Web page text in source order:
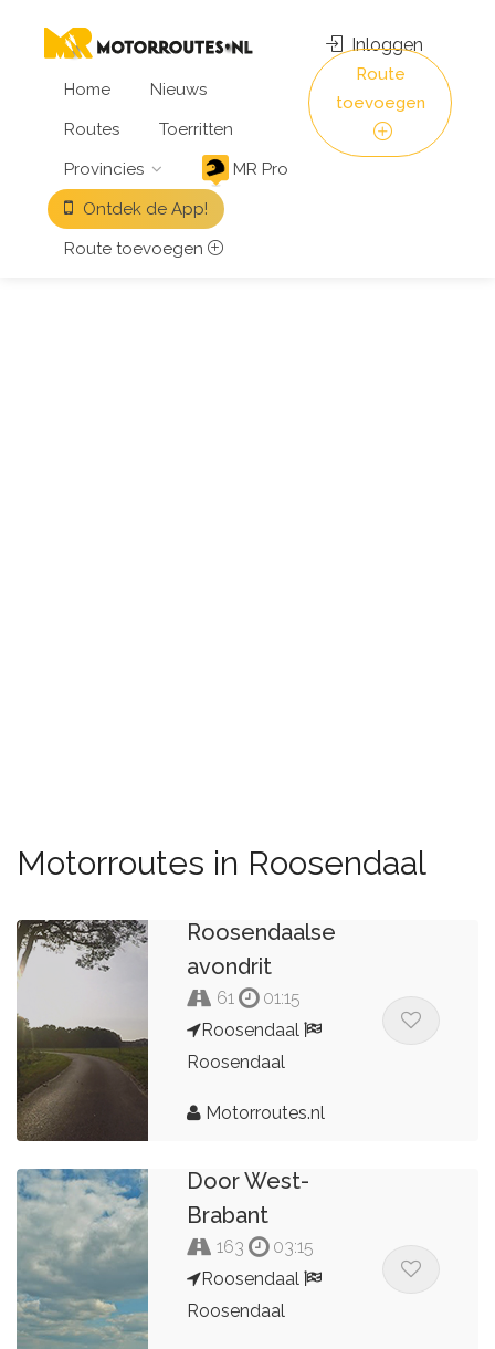
Home
Nieuws
Routes
Toerritten
Provincies
MR Pro
Ontdek de App!
Route toevoegen
Inloggen
Route
toevoegen
Motorroutes in Roosendaal
Roosendaalse
avondrit
61
01:15
Roosendaal
Roosendaal
Motorroutes.nl
Door West-
Brabant
163
03:15
Roosendaal
Roosendaal